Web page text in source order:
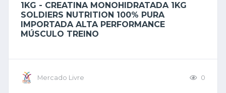
1KG - CREATINA MONOHIDRATADA 1KG
SOLDIERS NUTRITION 100% PURA
IMPORTADA ALTA PERFORMANCE
MÚSCULO TREINO
Mercado Livre 0